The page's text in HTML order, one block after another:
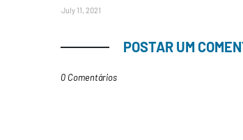
July 11, 2021
POSTAR UM
0 Comentários